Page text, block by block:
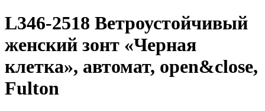
L346-2518 Ветроустойчивый
женский зонт «Черная
клетка», автомат, open&close,
Fulton